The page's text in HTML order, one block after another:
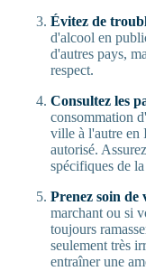
Évitez de
d'alcool en
d'autres pays,
respect.
Consultez les
consommation
ville à l'autre en
autorisé.
spécifiques de
Prenez soin de
marchant ou si
toujours
seulement très
entraîner une